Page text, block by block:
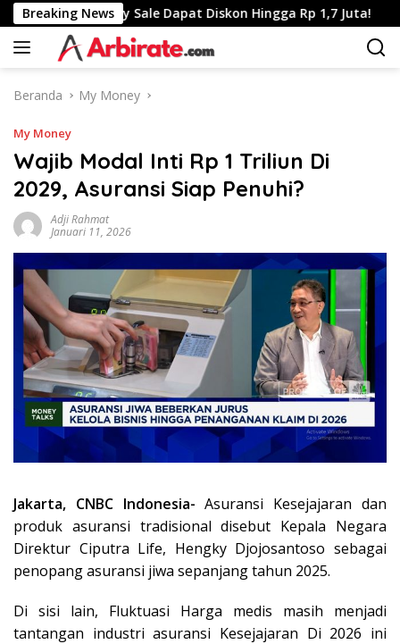
Langsung
ke
konten
Breaking News
Full Day Sale Dapat Diskon Hingga Rp 1,7 Juta!
Beranda My Money
My Money
Wajib Modal Inti Rp 1 Triliun Di
2029, Asuransi Siap Penuhi?
Adji Rahmat
Januari 11, 2026
Jakarta, CNBC Indonesia-Asuransi Kesejajaran dan
produk asuransi tradisional disebut Kepala Negara
Direktur Ciputra Life, Hengky Djojosantoso sebagai
penopang asuransi jiwa sepanjang tahun 2025.
Di sisi lain, Fluktuasi Harga medis masih menjadi
tantangan industri asuransi Kesejajaran Di 2026 ini